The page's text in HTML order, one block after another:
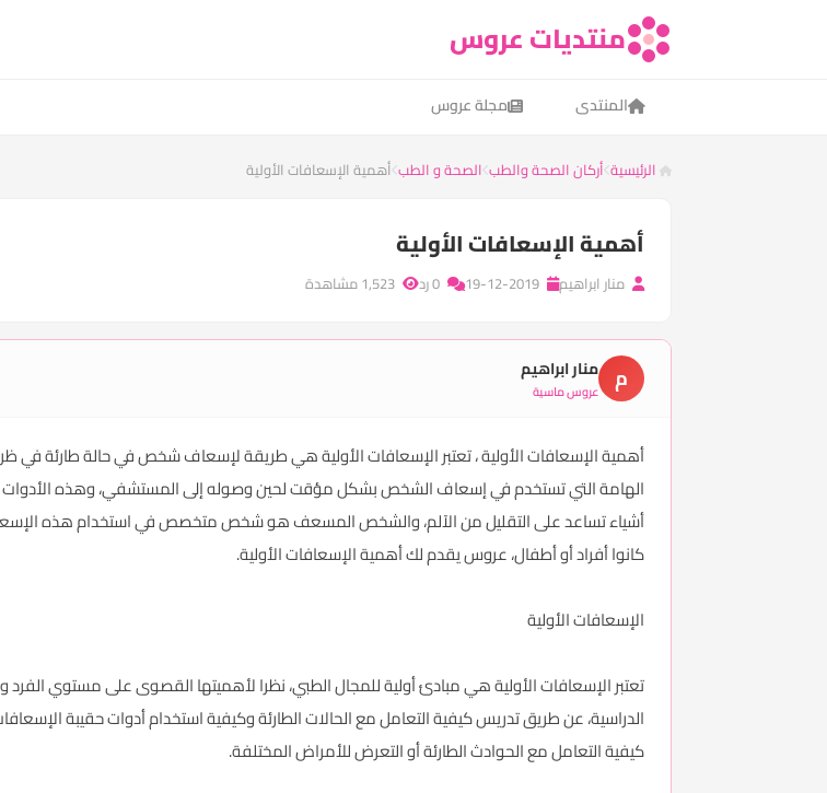
منتديات عروس
المنتدى مجلة عروس
الرئيسية أركان الصحة والطب الصحة و الطب أهمية الإسعافات الأولية
أهمية الإسعافات الأولية
منار ابراهيم
م منار ابراهيم
عروس ماسية
أهمية الإسعافات الأولية ، تعتبر الإسعافات الأولية هي طريقة لإسعاف شخص في حالة طارئة
الهامة التي تستخدم في إسعاف الشخص بشكل مؤقت لحين وصوله إلى المستشفي، وهذه
أشياء تساعد على التقليل من الآلم، والشخص المسعف هو شخص متخصص في استخدام هذه
كانوا أفراد أو أطفال، عروس يقدم لك أهمية الإسعافات الأولية.
الإسعافات الأولية
تعتبر الإسعافات الأولية هي مبادئ أولية للمجال الطبي، نظرا لأهميتها القصوى على مستوي الفرد
الدراسية، عن طريق تدريس كيفية التعامل مع الحالات الطارئة وكيفية استخدام أدوات حقيبة
كيفية التعامل مع الحوادث الطارئة أو التعرض للأمراض المختلفة.